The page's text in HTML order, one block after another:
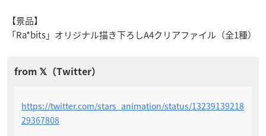
【景品】
「Ra*bits」オリジナル描き下ろしA4クリアファイル（全1種）
https://twitter.com/stars_animation/status/13239139218
29367808